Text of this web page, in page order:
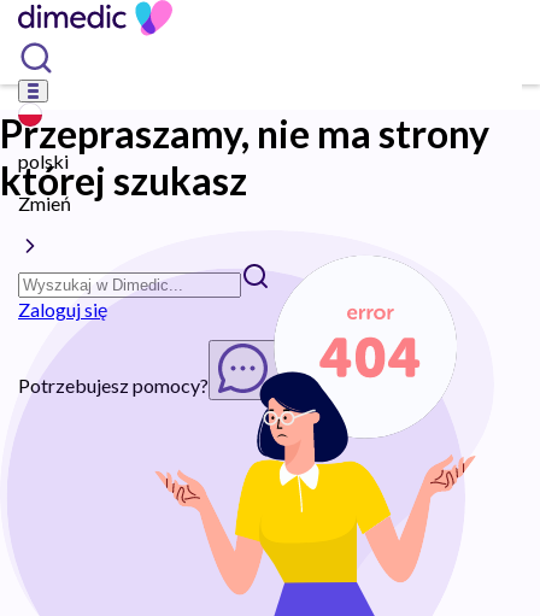
polski
Zmień
Zaloguj się
Potrzebujesz pomocy? Rozpocznij chat
Przepraszamy, nie ma strony
której szukasz